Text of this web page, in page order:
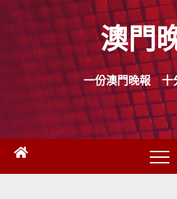
Skip
content
澳門
一份澳門晚報 十